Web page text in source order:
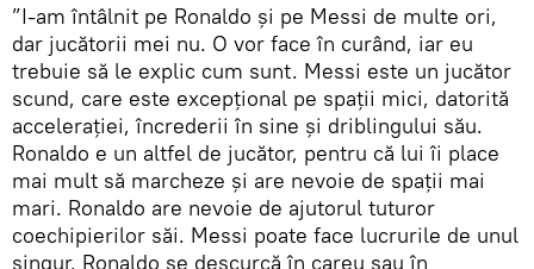
”I-am întâlnit pe Ronaldo şi pe Messi de multe ori,
dar jucătorii mei nu. O vor face în curând, iar eu
trebuie să le explic cum sunt. Messi este un jucător
scund, care este excepţional pe spaţii mici, datorită
acceleraţiei, încrederii în sine şi driblingului său.
Ronaldo e un altfel de jucător, pentru că lui îi place
mai mult să marcheze şi are nevoie de spaţii mai
mari. Ronaldo are nevoie de ajutorul tuturor
coechipierilor săi. Messi poate face lucrurile de unul
singur. Ronaldo se descurcă în careu sau în